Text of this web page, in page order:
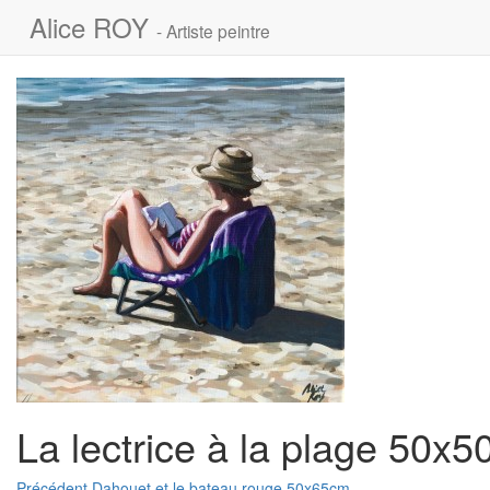
Alice ROY - Artiste peintre
La lectrice à la plage